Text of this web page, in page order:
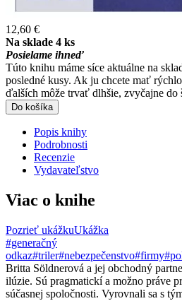
12,60 €
Na sklade 4 ks
Posielame ihneď
Túto knihu máme síce aktuálne na
posledné kusy. Ak ju chcete mať
ďalších môže trvať dlhšie, zvyčajne do
Do košíka
Popis knihy
Podrobnosti
Recenzie
Vydavateľstvo
Viac o knihe
Pozrieť ukážkuUkážka
#generačný
odkaz#triler#nebezpečenstvo#firmy
Britta Söldnerová a jej obchodný
ilúzie. Sú pragmatickí a možno práve
súčasnej spoločnosti. Vyrovnali sa s